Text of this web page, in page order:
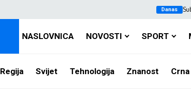
Danas
NASLOVNICA NOVOSTI SPORT
Regija Svijet Tehnologija Znanost